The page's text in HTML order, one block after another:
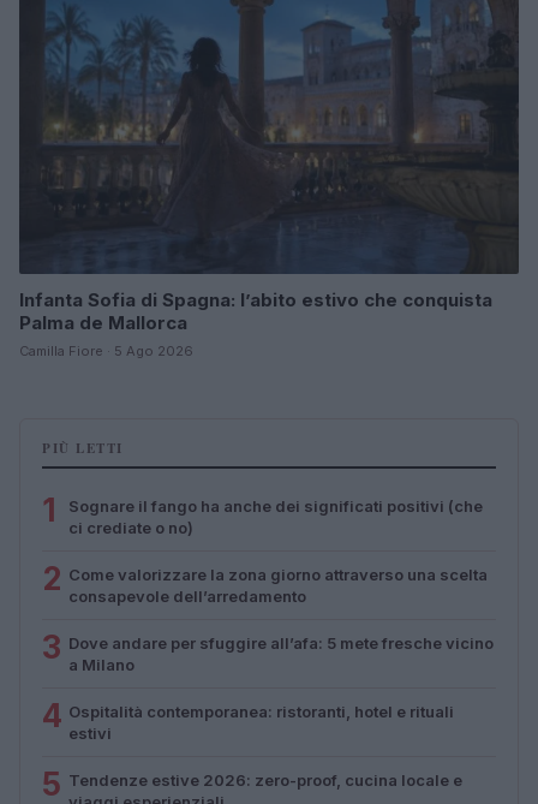
Infanta Sofia di Spagna: l’abito estivo che conquista
Palma de Mallorca
Camilla Fiore · 5 Ago 2026
PIÙ LETTI
1
Sognare il fango ha anche dei significati positivi (che
ci crediate o no)
2 Come valorizzare la zona giorno attraverso una scelta
consapevole dell’arredamento
3 Dove andare per sfuggire all’afa: 5 mete fresche vicino
a Milano
4 Ospitalità contemporanea: ristoranti, hotel e rituali
estivi
5 Tendenze estive 2026: zero-proof, cucina locale e